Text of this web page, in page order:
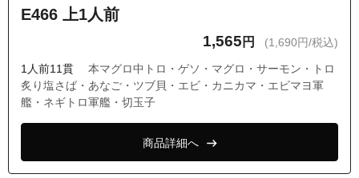
東京都目黒区八雲４丁目
E466 上1人前
1,565 円 (1,690円/税込)
1人前11貫
本マグロ中トロ・ゲソ・マグロ・サーモン・トロ
炙り塩さば・あなご・ツブ貝・エビ・カニカマ・エビマヨ軍
艦・ネギトロ軍艦・切玉子
商品詳細へ